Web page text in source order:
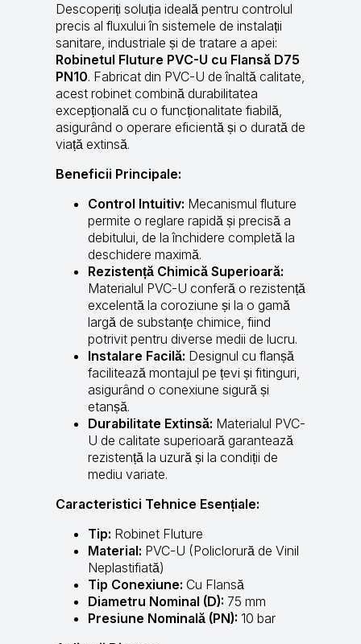
Descoperiți soluția ideală pentru controlul
precis al fluxului în sistemele de instalații
sanitare, industriale și de tratare a apei:
Robinetul Fluture PVC-U cu Flansă D75
PN10. Fabricat din PVC-U de înaltă calitate,
acest robinet combină durabilitatea
excepțională cu o funcționalitate fiabilă,
asigurând o operare eficientă și o durată de
viață extinsă.
Beneficii Principale:
Control Intuitiv: Mecanismul fluture
permite o reglare rapidă și precisă a
debitului, de la închidere completă la
deschidere maximă.
Rezistență Chimică Superioară:
Materialul PVC-U conferă o rezistență
excelentă la coroziune și la o gamă
largă de substanțe chimice, fiind
potrivit pentru diverse medii de lucru.
Instalare Facilă: Designul cu flanșă
facilitează montajul pe țevi și fitinguri,
asigurând o conexiune sigură și
etanșă.
Durabilitate Extinsă: Materialul PVC-
U de calitate superioară garantează
rezistență la uzură și la condiții de
mediu variate.
Caracteristici Tehnice Esențiale:
Tip: Robinet Fluture
Material: PVC-U (Policlorură de Vinil
Neplastifiată)
Tip Conexiune: Cu Flansă
Diametru Nominal (D): 75 mm
Presiune Nominală (PN): 10 bar